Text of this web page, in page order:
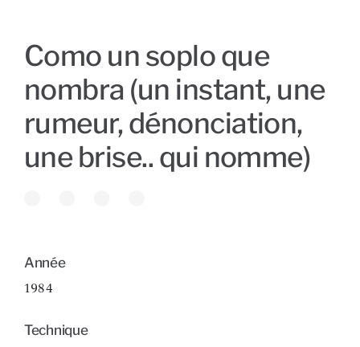
Como un soplo que
nombra (un instant, une
rumeur, dénonciation,
une brise.. qui nomme)
Année
1984
Technique